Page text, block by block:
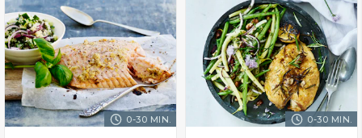
0-30 MIN. 0-30 MIN.